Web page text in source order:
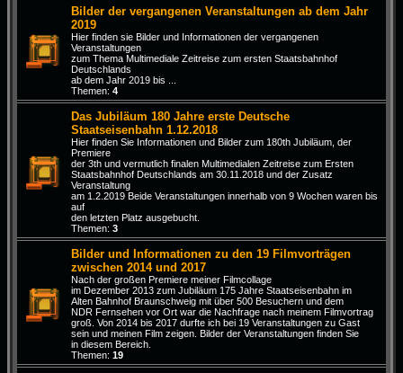
Bilder der vergangenen Veranstaltungen ab dem Jahr
2019
Hier finden sie Bilder und Informationen der vergangenen
Veranstaltungen
zum Thema Multimediale Zeitreise zum ersten Staatsbahnhof
Deutschlands
ab dem Jahr 2019 bis ...
Themen: 4
Das Jubiläum 180 Jahre erste Deutsche
Staatseisenbahn 1.12.2018
Hier finden Sie Informationen und Bilder zum 180th Jubiläum, der
Premiere
der 3th und vermutlich finalen Multimedialen Zeitreise zum Ersten
Staatsbahnhof Deutschlands am 30.11.2018 und der Zusatz
Veranstaltung
am 1.2.2019 Beide Veranstaltungen innerhalb von 9 Wochen waren bis
auf
den letzten Platz ausgebucht.
Themen: 3
Bilder und Informationen zu den 19 Filmvorträgen
zwischen 2014 und 2017
Nach der großen Premiere meiner Filmcollage
im Dezember 2013 zum Jubiläum 175 Jahre Staatseisenbahn im
Alten Bahnhof Braunschweig mit über 500 Besuchern und dem
NDR Fernsehen vor Ort war die Nachfrage nach meinem Filmvortrag
groß. Von 2014 bis 2017 durfte ich bei 19 Veranstaltungen zu Gast
sein und meinen Film zeigen. Bilder der Veranstaltungen finden Sie
in diesem Bereich.
Themen: 19